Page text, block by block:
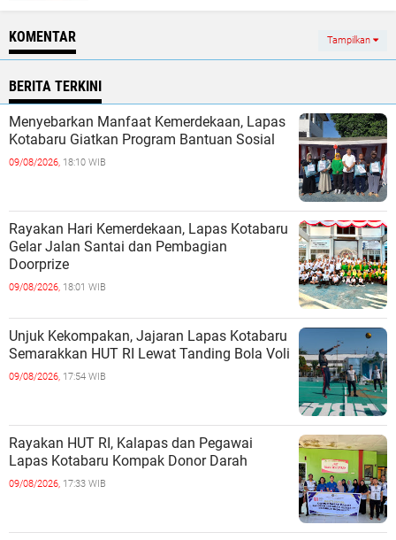
KOMENTAR Tampilkan
BERITA TERKINI
Menyebarkan Manfaat Kemerdekaan, Lapas
Kotabaru Giatkan Program Bantuan Sosial
09/08/2026, 18:10 WIB
Rayakan Hari Kemerdekaan, Lapas Kotabaru
Gelar Jalan Santai dan Pembagian
Doorprize
09/08/2026, 18:01 WIB
Unjuk Kekompakan, Jajaran Lapas Kotabaru
Semarakkan HUT RI Lewat Tanding Bola Voli
09/08/2026, 17:54 WIB
Rayakan HUT RI, Kalapas dan Pegawai
Lapas Kotabaru Kompak Donor Darah
09/08/2026, 17:33 WIB